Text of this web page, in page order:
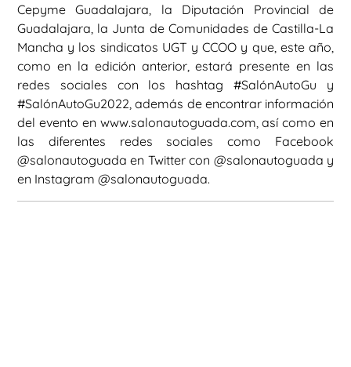
Cepyme Guadalajara, la Diputación Provincial de
Guadalajara, la Junta de Comunidades de Castilla-La
Mancha y los sindicatos UGT y CCOO y que, este año,
como en la edición anterior, estará presente en las
redes sociales con los hashtag #SalónAutoGu y
#SalónAutoGu2022, además de encontrar información
del evento en www.salonautoguada.com, así como en
las diferentes redes sociales como Facebook
@salonautoguada en Twitter con @salonautoguada y
en Instagram @salonautoguada.